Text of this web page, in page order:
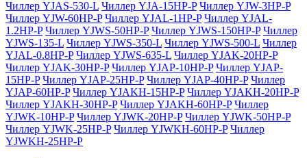
Чиллер YJAS-530-L Чиллер YJA-15HP-P Чиллер YJW-3HP-P
Чиллер YJW-60HP-P Чиллер YJAL-1HP-P Чиллер YJAL-
1.2HP-P Чиллер YJWS-50HP-P Чиллер YJWS-150HP-P Чиллер
YJWS-135-L Чиллер YJWS-350-L Чиллер YJWS-500-L Чиллер
YJAL-0.8HP-P Чиллер YJWS-635-L Чиллер YJAK-20HP-P
Чиллер YJAK-30HP-P Чиллер YJAP-10HP-P Чиллер YJAP-
15HP-P Чиллер YJAP-25HP-P Чиллер YJAP-40HP-P Чиллер
YJAP-60HP-P Чиллер YJAKH-15HP-P Чиллер YJAKH-20HP-P
Чиллер YJAKH-30HP-P Чиллер YJAKH-60HP-P Чиллер
YJWK-10HP-P Чиллер YJWK-20HP-P Чиллер YJWK-50HP-P
Чиллер YJWK-25HP-P Чиллер YJWKH-60HP-P Чиллер
YJWKH-25HP-P